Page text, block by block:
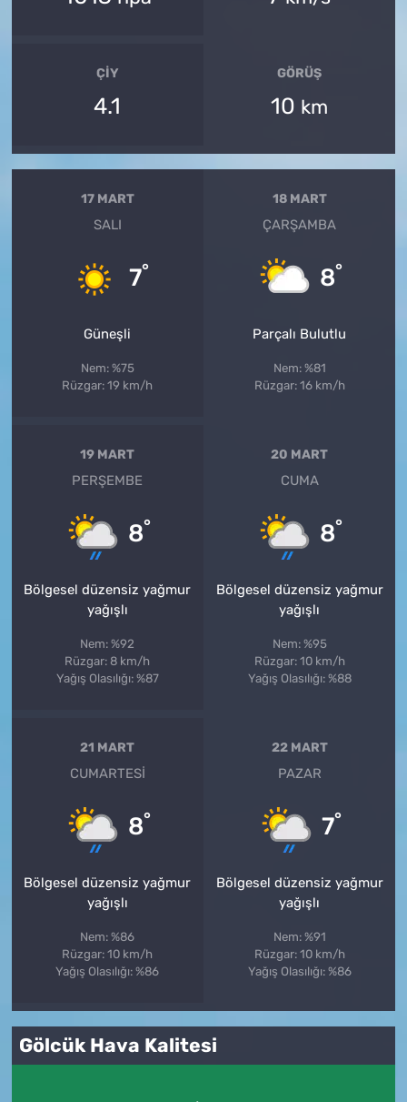
ÇIY
4.1
GÖRÜŞ
10 km
17 MART
SALI
7°
Güneşli
Nem: %75
Rüzgar: 19 km/h
18 MART
ÇARŞAMBA
8°
Parçalı Bulutlu
Nem: %81
Rüzgar: 16 km/h
19 MART
PERŞEMBE
8°
Bölgesel düzensiz yağmur
yağışlı
Nem: %92
Rüzgar: 8 km/h
Yağış Olasılığı: %87
20 MART
CUMA
8°
Bölgesel düzensiz yağmur
yağışlı
Nem: %95
Rüzgar: 10 km/h
Yağış Olasılığı: %88
21 MART
CUMARTESI
8°
Bölgesel düzensiz yağmur
yağışlı
Nem: %86
Rüzgar: 10 km/h
Yağış Olasılığı: %86
22 MART
PAZAR
7°
Bölgesel düzensiz yağmur
yağışlı
Nem: %91
Rüzgar: 10 km/h
Yağış Olasılığı: %86
Gölcük Hava Kalitesi